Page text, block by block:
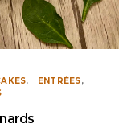
ENTRÉES